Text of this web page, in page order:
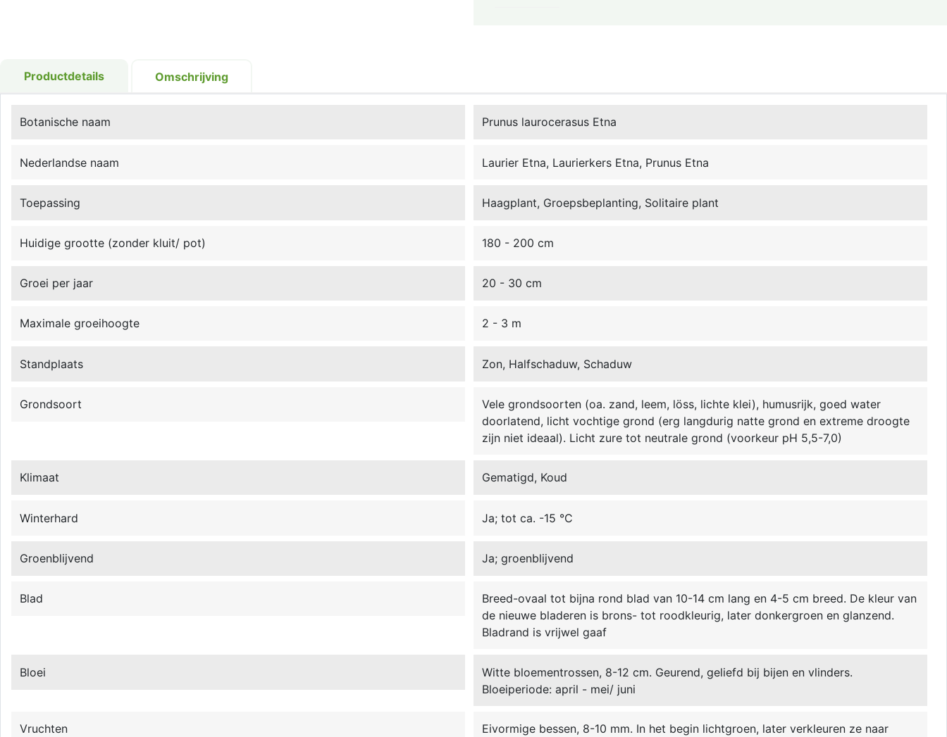
Productdetails Omschrijving
Botanische naam Prunus laurocerasus Etna
Nederlandse naam Laurier Etna, Laurierkers Etna, Prunus Etna
Toepassing Haagplant, Groepsbeplanting, Solitaire plant
Huidige grootte (zonder kluit/ pot) 180 - 200 cm
Groei per jaar 20 - 30 cm
Maximale groeihoogte 2 - 3 m
Standplaats Zon, Halfschaduw, Schaduw
Grondsoort
Vele grondsoorten (oa. zand, leem, löss, lichte klei), humusrijk, goed water
doorlatend, licht vochtige grond (erg langdurig natte grond en extreme droogte
zijn niet ideaal). Licht zure tot neutrale grond (voorkeur pH 5,5-7,0)
Klimaat Gematigd, Koud
Winterhard Ja; tot ca. -15 °C
Groenblijvend Ja; groenblijvend
Blad
Breed-ovaal tot bijna rond blad van 10-14 cm lang en 4-5 cm breed. De kleur van
de nieuwe bladeren is brons- tot roodkleurig, later donkergroen en glanzend.
Bladrand is vrijwel gaaf
Bloei
Witte bloementrossen, 8-12 cm. Geurend, geliefd bij bijen en vlinders.
Bloeiperiode: april - mei/ juni
Vruchten
Eivormige bessen, 8-10 mm. In het begin lichtgroen, later verkleuren ze naar